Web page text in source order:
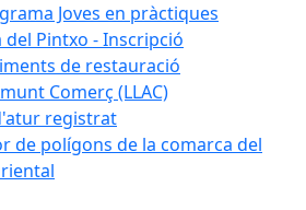
Joves en pràctiques
del Pintxo - Inscripció
de restauració
Comerç (LLAC)
registrat
de polígons de la comarca del